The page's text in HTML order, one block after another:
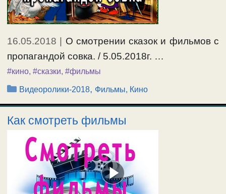
16.05.2018 | О смотрении сказок и фильмов с
пропагандой совка. / 5.05.2018г. …
#кино, #сказки, #фильмы
Рубрики
Видеоролики-2018, Фильмы, Кино
Как смотреть фильмы